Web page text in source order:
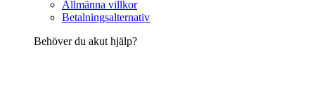
Allmänna villkor
Betalningsalternativ
Behöver du akut hjälp?